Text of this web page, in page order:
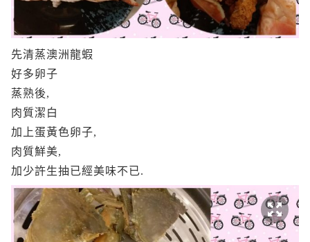
先清蒸澳洲龍蝦
好多卵子
蒸熟後,
肉質潔白
加上蛋黃色卵子,
肉質鮮美,
加少許生抽已經美味不已.